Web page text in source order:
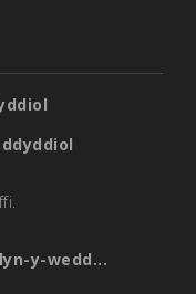
y-wedd...